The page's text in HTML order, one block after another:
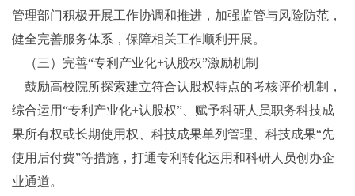
管理部门积极开展工作协调和推进，加强监管与风险防范，
健全完善服务体系，保障相关工作顺利开展。
（三）完善“专利产业化+认股权”激励机制
鼓励高校院所探索建立符合认股权特点的考核评价机制，
综合运用“专利产业化+认股权”、赋予科研人员职务科技成
果所有权或长期使用权、科技成果单列管理、科技成果“先
使用后付费”等措施，打通专利转化运用和科研人员创办企
业通道。